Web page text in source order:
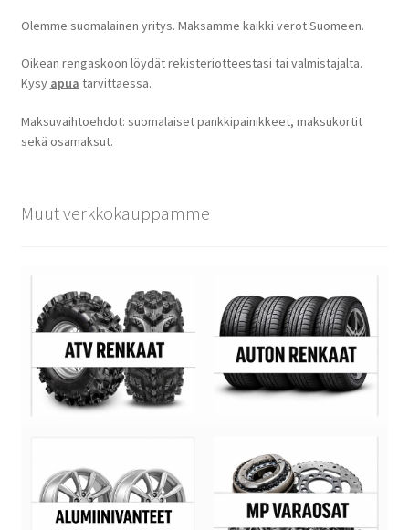
Olemme suomalainen yritys. Maksamme kaikki verot Suomeen.
Oikean rengaskoon löydät rekisteriotteestasi tai valmistajalta.
Kysy apua tarvittaessa.
Maksuvaihtoehdot: suomalaiset pankkipainikkeet, maksukortit
sekä osamaksut.
Muut verkkokauppamme